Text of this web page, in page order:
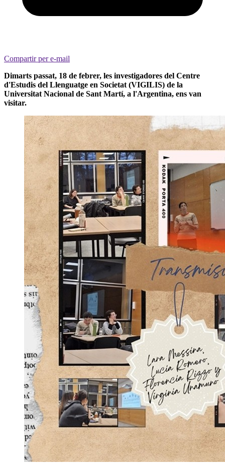
Compartir per e-mail
Dimarts passat, 18 de febrer, les investigadores del Centre
d'Estudis del Llenguatge en Societat (VIGILIS) de la
Universitat Nacional de Sant Martí, a l'Argentina, ens van
visitar.